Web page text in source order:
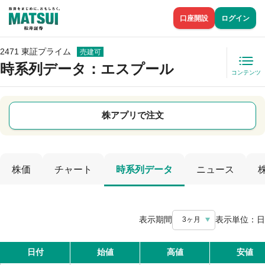
口座開設 ログイン
2471 東証プライム 売建可
時系列データ ：エスプール コンテンツ
株アプリで注文
株価 チャート 時系列データ ニュース
表示期間 3ヶ月 表示単位： 日
日付 始値 高値 安値